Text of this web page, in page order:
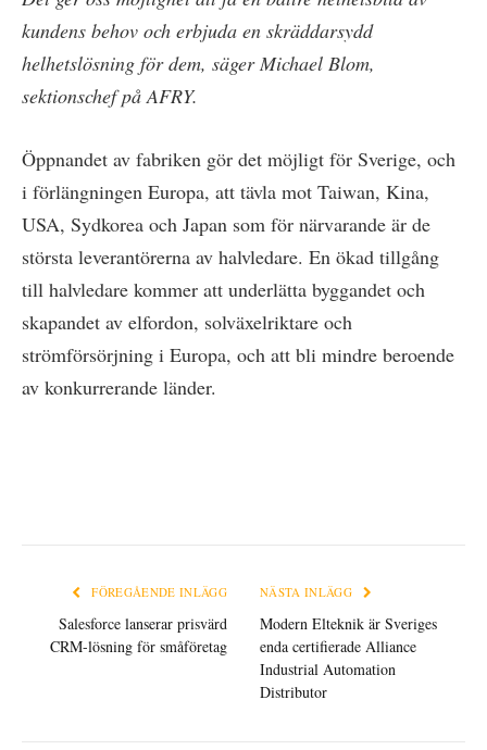
kundens behov och erbjuda en skräddarsydd
helhetslösning för dem, säger Michael Blom,
sektionschef på AFRY.
Öppnandet av fabriken gör det möjligt för Sverige, och
i förlängningen Europa, att tävla mot Taiwan, Kina,
USA, Sydkorea och Japan som för närvarande är de
största leverantörerna av halvledare. En ökad tillgång
till halvledare kommer att underlätta byggandet och
skapandet av elfordon, solväxelriktare och
strömförsörjning i Europa, och att bli mindre beroende
av konkurrerande länder.
FÖREGÅENDE INLÄGG
Salesforce lanserar prisvärd
CRM-lösning för småföretag
NÄSTA INLÄGG
Modern Elteknik är Sveriges
enda certifierade Alliance
Industrial Automation
Distributor